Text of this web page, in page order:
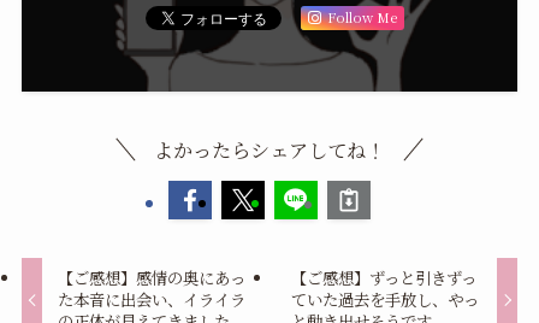
Follow Me
よかったらシェアしてね！
【ご感想】感情の奥にあっ
た本音に出会い、イライラ
【ご感想】ずっと引きずっ
ていた過去を手放し、やっ